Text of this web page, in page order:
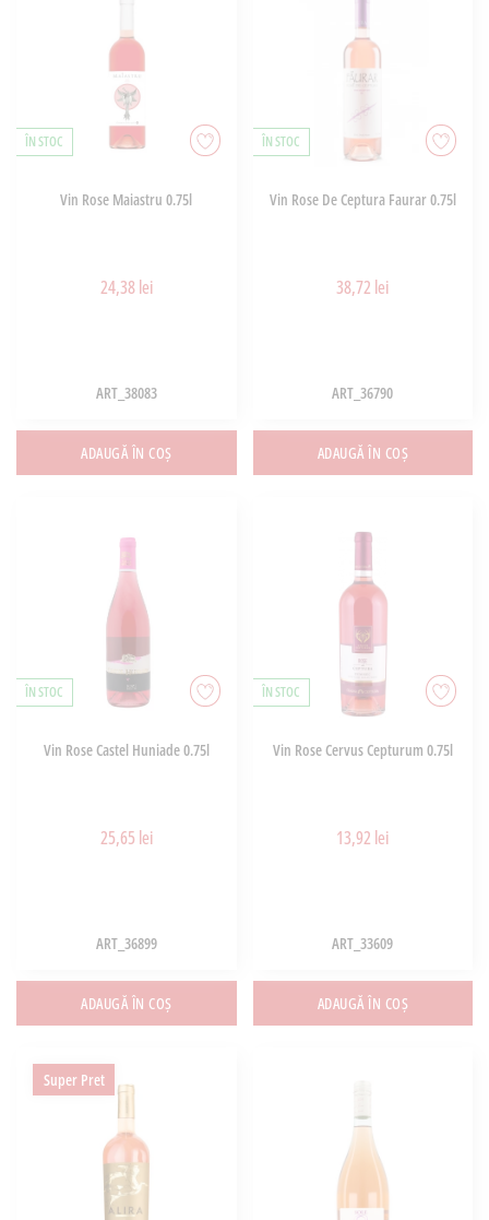
ÎN STOC
Vin Rose Maiastru 0.75l
24,38 lei
ART_38083
ADAUGĂ ÎN COȘ
ÎN STOC
Vin Rose De Ceptura Faurar 0.75l
38,72 lei
ART_36790
ADAUGĂ ÎN COȘ
ÎN STOC
Vin Rose Castel Huniade 0.75l
25,65 lei
ART_36899
ADAUGĂ ÎN COȘ
ÎN STOC
Vin Rose Cervus Cepturum 0.75l
13,92 lei
ART_33609
ADAUGĂ ÎN COȘ
Super Pret